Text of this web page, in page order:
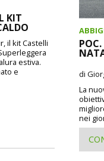
KIT
il kit Castelli
estiva.
e
di
La
nei